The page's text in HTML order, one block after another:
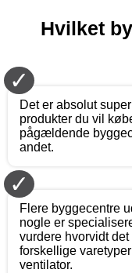
Hvilket
✓
Det er absolut
produkter du vil
pågældende
andet.
✓
Flere byggecentre
nogle er
vurdere hvorvidt
forskellige
ventilator.